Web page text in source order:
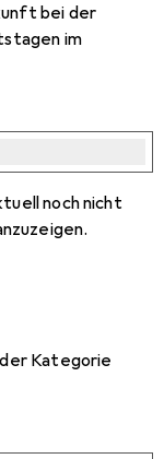
bei der
im
noch nicht
Kategorie